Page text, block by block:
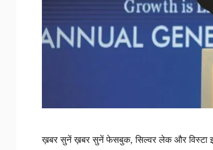
ख़बर सुनें ख़बर सुनें फेसबुक, सिल्वर लेक और विस्टा